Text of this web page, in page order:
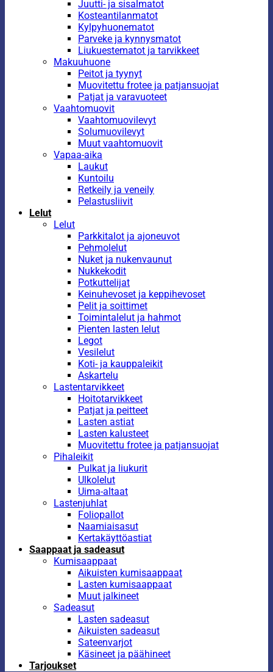
Juutti- ja sisalmatot
Kosteantilanmatot
Kylpyhuonematot
Parveke ja kynnysmatot
Liukuestematot ja tarvikkeet
Makuuhuone
Peitot ja tyynyt
Muovitettu frotee ja patjansuojat
Patjat ja varavuoteet
Vaahtomuovit
Vaahtomuovilevyt
Solumuovilevyt
Muut vaahtomuovit
Vapaa-aika
Laukut
Kuntoilu
Retkeily ja veneily
Pelastusliivit
Lelut
Lelut
Parkkitalot ja ajoneuvot
Pehmolelut
Nuket ja nukenvaunut
Nukkekodit
Potkuttelijat
Keinuhevoset ja keppihevoset
Pelit ja soittimet
Toimintalelut ja hahmot
Pienten lasten lelut
Legot
Vesilelut
Koti- ja kauppaleikit
Askartelu
Lastentarvikkeet
Hoitotarvikkeet
Patjat ja peitteet
Lasten astiat
Lasten kalusteet
Muovitettu frotee ja patjansuojat
Pihaleikit
Pulkat ja liukurit
Ulkolelut
Uima-altaat
Lastenjuhlat
Foliopallot
Naamiaisasut
Kertakäyttöastiat
Saappaat ja sadeasut
Kumisaappaat
Aikuisten kumisaappaat
Lasten kumisaappaat
Muut jalkineet
Sadeasut
Lasten sadeasut
Aikuisten sadeasut
Sateenvarjot
Käsineet ja päähineet
Tarjoukset